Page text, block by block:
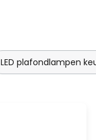
LED plafondlampen